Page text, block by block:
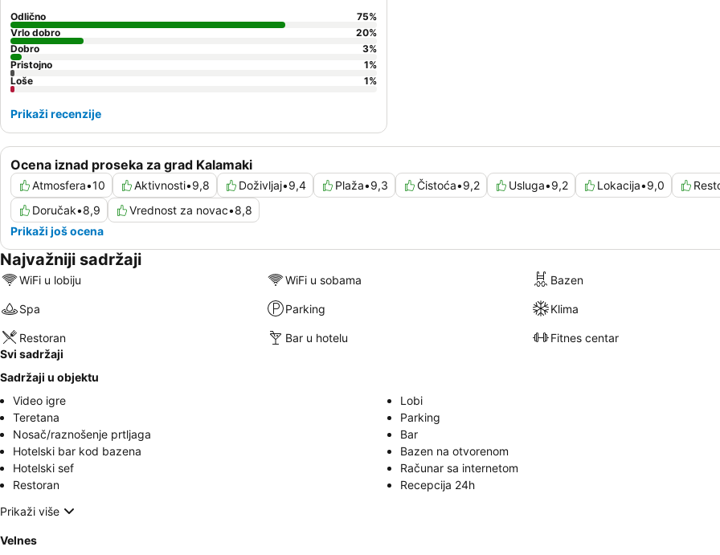
Ocena iznad proseka za grad Kalamaki
Atmosfera•10 Aktivnosti•9,8 Doživljaj•9,4 Plaža•9,3 Čistoća•9,2 Usluga•9,2 Lokacija•9,0
Doručak•8,9 Vrednost za novac•8,8
Prikaži još ocena
Odlično 75%
Vrlo dobro
20%
Dobro
3%
Pristojno
1%
Loše
1%
Prikaži recenzije
Najvažniji sadržaji
WiFi u lobiju WiFi u sobama Bazen
Spa Parking Klima
Restoran Bar u hotelu
Fitnes centar
Svi sadržaji
Sadržaji u objektu
Video igre
Lobi
Teretana
Parking
Nosač/raznošenje prtljaga
Bar
Hotelski bar kod bazena
Bazen na otvorenom
Hotelski sef
Računar sa internetom
Restoran
Recepcija 24h
Prikaži više
Velnes